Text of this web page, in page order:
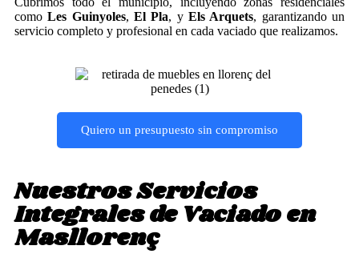
comoLes Guinyoles,El Pla, yEls Arquets, garantizando un
servicio completo y profesional en cada vaciado que realizamos.
Quiero un presupuesto sin compromiso
Nuestros Servicios
Integrales de Vaciado en
Masllorenç